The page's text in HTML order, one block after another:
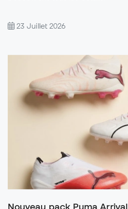
23 Juillet 2026
Nouveau pack Puma Arrival